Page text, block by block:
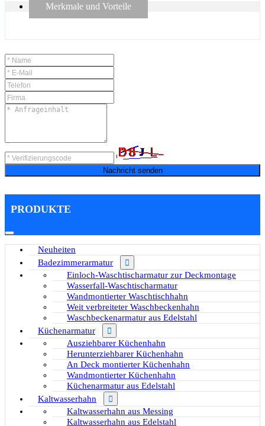
Merkmale und Vorteile
Nachricht senden
PRODUKTE
Neuheiten
Badezimmerarmatur
Einloch-Waschtischarmatur zur Deckmontage
Wasserfall-Waschtischarmatur
Wandmontierter Waschtischhahn
Weit verbreiteter Waschbeckenhahn
Waschbeckenarmatur aus Edelstahl
Küchenarmatur
Ausziehbarer Küchenhahn
Herunterziehbarer Küchenhahn
An Deck montierter Küchenhahn
Wandmontierter Küchenhahn
Küchenarmatur aus Edelstahl
Kaltwasserhahn
Kaltwasserhahn aus Messing
Kaltwasserhahn aus Edelstahl